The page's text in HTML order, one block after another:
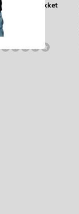
Geschenkpakket
Tapas
3,82
(3,16 Excl. btw)